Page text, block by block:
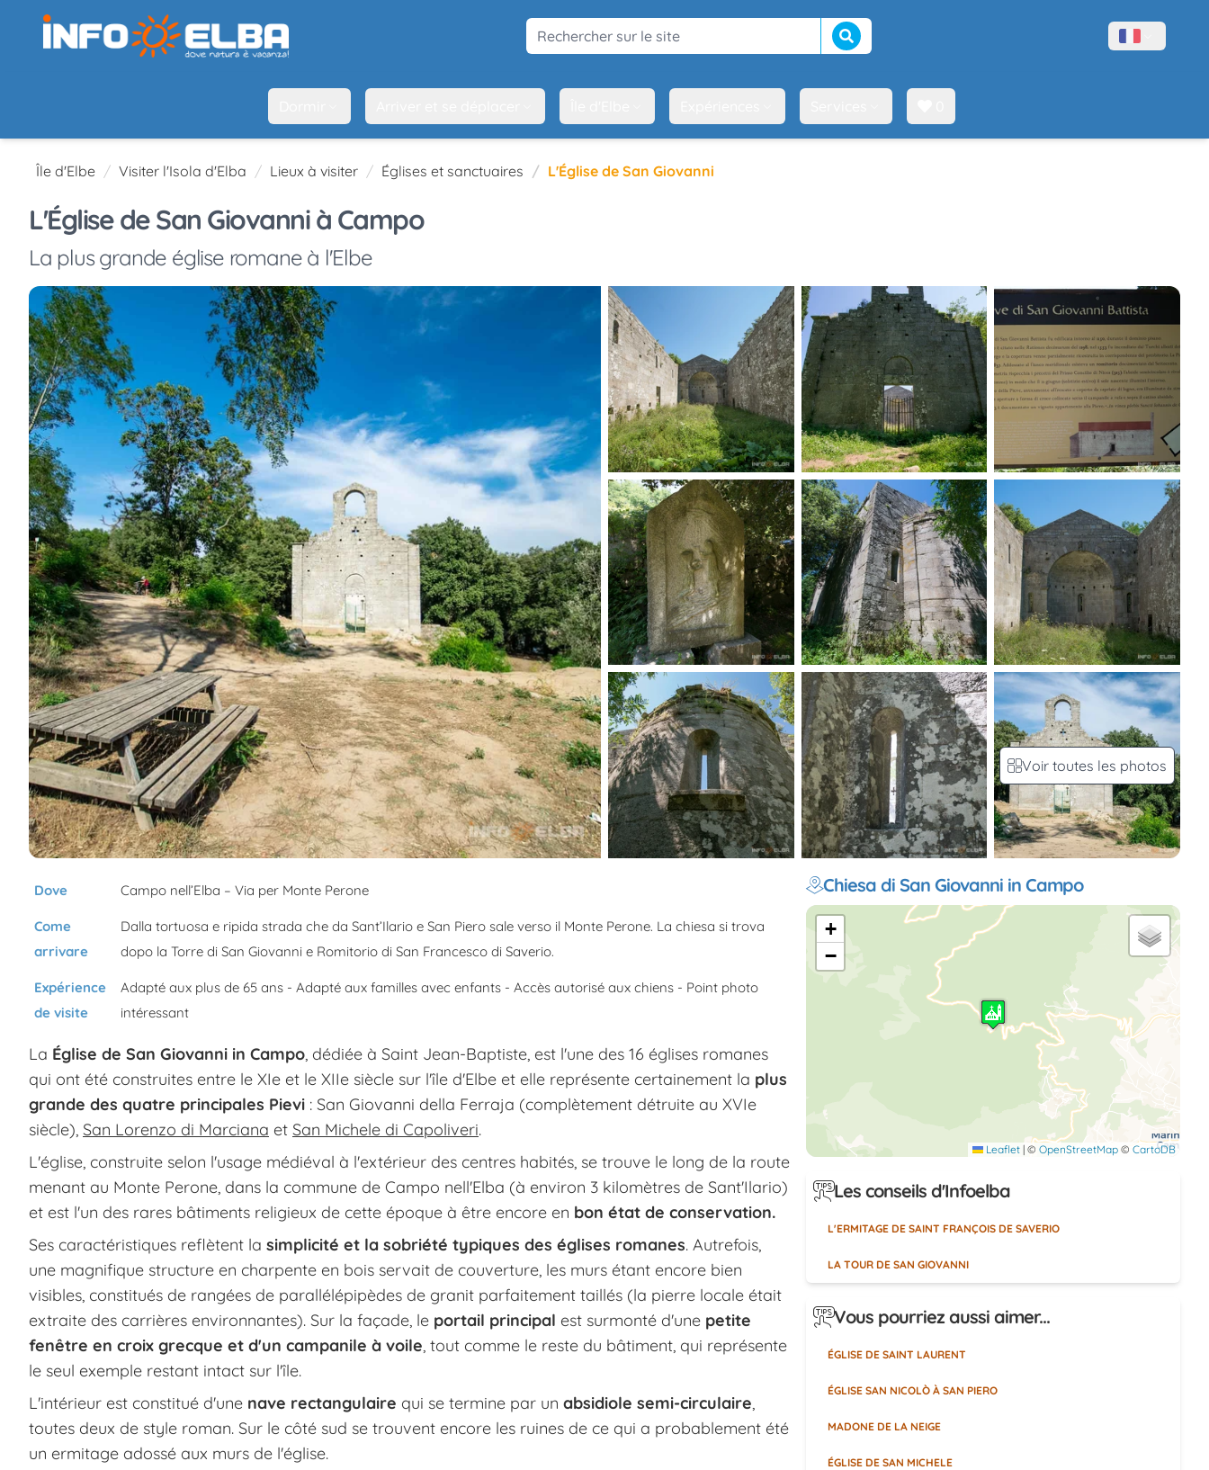
Rechercher sur le site Lancer la recherche Menù lingue
Île d'Elbe Visiter l'Isola d'Elba Lieux à visiter Églises et sanctuaires L'Église de San Giovanni
L'Église de San Giovanni à Campo
La plus grande église romane à l'Elbe
Voir toutes les photos
Dove Campo nell’Elba – Via per Monte Perone
Come
arrivare
Dalla tortuosa e ripida strada che da Sant’Ilario e San Piero sale verso il Monte Perone. La chiesa si trova
dopo la Torre di San Giovanni e Romitorio di San Francesco di Saverio.
Expérience
de visite
Adapté aux plus de 65 ans - Adapté aux familles avec enfants - Accès autorisé aux chiens - Point photo
intéressant
La Église de San Giovanni in Campo, dédiée à Saint Jean-Baptiste, est l'une des 16 églises romanes
qui ont été construites entre le XIe et le XIIe siècle sur l'île d'Elbe et elle représente certainement la plus
grande des quatre principales Pievi : San Giovanni della Ferraja (complètement détruite au XVIe
siècle), San Lorenzo di Marciana et San Michele di Capoliveri.
L'église, construite selon l'usage médiéval à l'extérieur des centres habités, se trouve le long de la route
menant au Monte Perone, dans la commune de Campo nell'Elba (à environ 3 kilomètres de Sant'Ilario)
et est l'un des rares bâtiments religieux de cette époque à être encore en bon état de conservation.
Ses caractéristiques reflètent la simplicité et la sobriété typiques des églises romanes. Autrefois,
une magnifique structure en charpente en bois servait de couverture, les murs étant encore bien
visibles, constitués de rangées de parallélépipèdes de granit parfaitement taillés (la pierre locale était
extraite des carrières environnantes). Sur la façade, le portail principal est surmonté d'une petite
fenêtre en croix grecque et d'un campanile à voile, tout comme le reste du bâtiment, qui représente
le seul exemple restant intact sur l'île.
L'intérieur est constitué d'une nave rectangulaire qui se termine par un absidiole semi-circulaire,
toutes deux de style roman. Sur le côté sud se trouvent encore les ruines de ce qui a probablement été
un ermitage adossé aux murs de l'église.
Chiesa di San Giovanni in Campo
+
−
Leaflet | © OpenStreetMap © CartoDB
Les conseils d'Infoelba
L'ERMITAGE DE SAINT FRANÇOIS DE SAVERIO
LA TOUR DE SAN GIOVANNI
Vous pourriez aussi aimer...
ÉGLISE DE SAINT LAURENT
ÉGLISE SAN NICOLÒ À SAN PIERO
MADONE DE LA NEIGE
ÉGLISE DE SAN MICHELE